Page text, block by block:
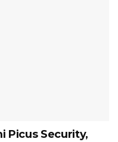
Picus Security,